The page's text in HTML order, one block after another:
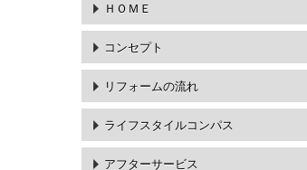
ＨＯＭＥ
コンセプト
リフォームの流れ
ライフスタイルコンパス
アフターサービス